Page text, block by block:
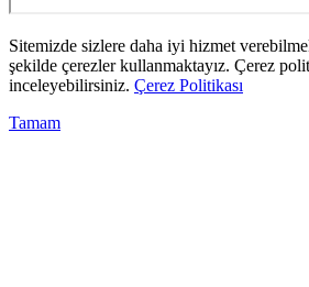
Sitemizde sizlere daha iyi hizmet
şekilde çerezler kullanmaktayız. Çerez
inceleyebilirsiniz. Çerez Politikası
Tamam